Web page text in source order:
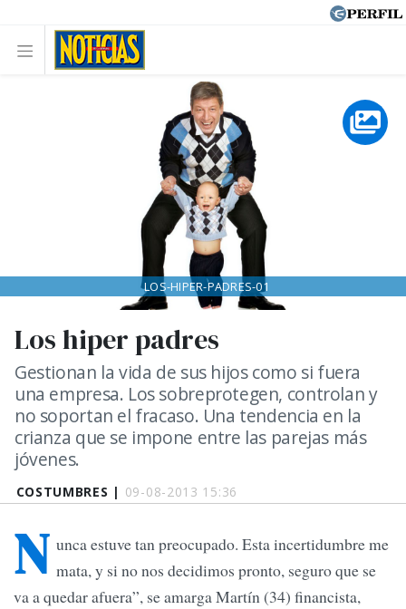
COSTUMBRES | 09-08-2013 15:36
Los hiper padres
Gestionan la vida de sus hijos como si fuera
una empresa. Los sobreprotegen, controlan y
no soportan el fracaso. Una tendencia en la
crianza que se impone entre las parejas más
jóvenes.
LOS-HIPER-PADRES-01
N unca estuve tan preocupado. Esta incertidumbre me
mata, y si no nos decidimos pronto, seguro que se
va a quedar afuera”, se amarga Martín (34) financista,